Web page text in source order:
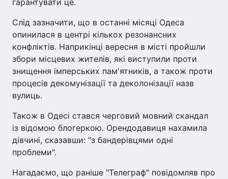
гарантувати це.
Слід зазначити, що в останні місяці Одеса
опинилася в центрі кількох резонансних
конфліктів. Наприкінці вересня в місті пройшли
збори місцевих жителів, які виступили проти
знищення імперських пам'ятників, а також проти
процесів декомунізації та деколонізації назв
вулиць.
Також в Одесі стався черговий мовний скандал
із відомою блогеркою. Орендодавиця нахамила
дівчині, сказавши: "з бандерівцями одні
проблеми".
Нагадаємо, що раніше "Телеграф" повідомляв про